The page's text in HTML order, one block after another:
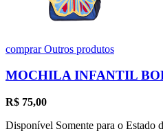
comprarOutros produtos
MOCHILA INFANTIL
R$ 75,00
Disponível Somente para o Estado